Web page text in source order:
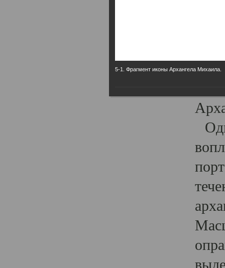
5-1. Фрагмент иконы Архангела Михаила.